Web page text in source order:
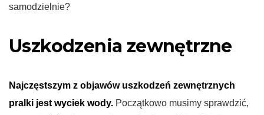
samodzielnie?
Uszkodzenia zewnętrzne
Najczęstszym z objawów uszkodzeń zewnętrznych
pralki jest wyciek wody. Początkowo musimy sprawdzić,